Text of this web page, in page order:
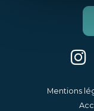
Mentions